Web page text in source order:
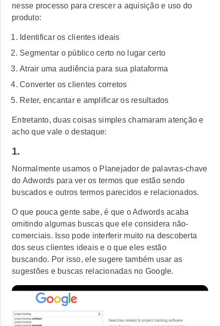
nesse processo para crescer a aquisição e uso do
produto:
Identificar os clientes ideais
Segmentar o público certo no lugar certo
Atrair uma audiência para sua plataforma
Converter os clientes corretos
Reter, encantar e amplificar os resultados
Entretanto, duas coisas simples chamaram atenção e
acho que vale o destaque:
1.
Normalmente usamos o Planejador de palavras-chave
do Adwords para ver os termos que estão sendo
buscados e outros termos parecidos e relacionados.
O que pouca gente sabe, é que o Adwords acaba
omitindo algumas buscas que ele considera não-
comerciais. Isso pode interferir muito na descoberta
dos seus clientes ideais e o que eles estão
buscando. Por isso, ele sugere também usar as
sugestões e buscas relacionadas no Google.